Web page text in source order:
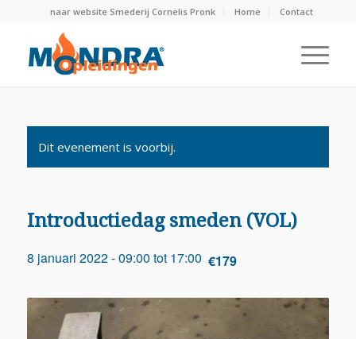
naar website Smederij Cornelis Pronk Home Contact
Dit evenement is voorbij.
Introductiedag smeden (VOL)
8 januari 2022 - 09:00 tot 17:00 €179